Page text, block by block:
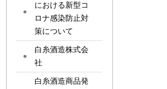
における新型コ
ロナ感染防止対
策について
白糸酒造株式会
社
白糸酒造商品発